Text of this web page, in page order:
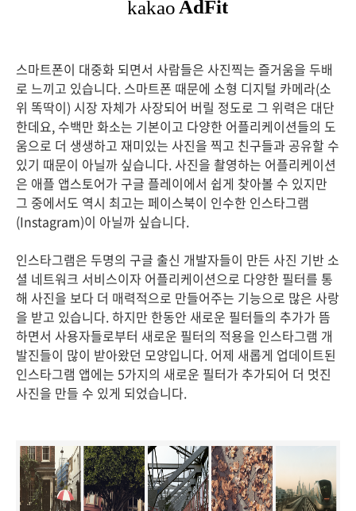
스마트폰이 대중화 되면서 사람들은 사진찍는 즐거움을 두배
로 느끼고 있습니다. 스마트폰 때문에 소형 디지털 카메라(소
위 똑딱이) 시장 자체가 사장되어 버릴 정도로 그 위력은 대단
한데요, 수백만 화소는 기본이고 다양한 어플리케이션들의 도
움으로 더 생생하고 재미있는 사진을 찍고 친구들과 공유할 수
있기 때문이 아닐까 싶습니다. 사진을 촬영하는 어플리케이션
은 애플 앱스토어가 구글 플레이에서 쉽게 찾아볼 수 있지만
그 중에서도 역시 최고는 페이스북이 인수한 인스타그램
(Instagram)이 아닐까 싶습니다.
인스타그램은 두명의 구글 출신 개발자들이 만든 사진 기반 소
셜 네트워크 서비스이자 어플리케이션으로 다양한 필터를 통
해 사진을 보다 더 매력적으로 만들어주는 기능으로 많은 사랑
을 받고 있습니다. 하지만 한동안 새로운 필터들의 추가가 뜸
하면서 사용자들로부터 새로운 필터의 적용을 인스타그램 개
발진들이 많이 받아왔던 모양입니다. 어제 새롭게 업데이트된
인스타그램 앱에는 5가지의 새로운 필터가 추가되어 더 멋진
사진을 만들 수 있게 되었습니다.